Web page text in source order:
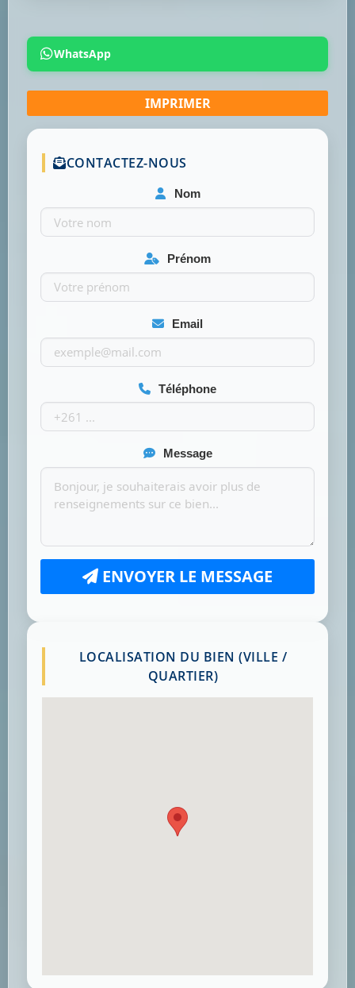
WhatsApp
CONTACTEZ-NOUS
Nom
Prénom
Email
Téléphone
Message
ENVOYER LE MESSAGE
LOCALISATION DU BIEN (VILLE /
QUARTIER)